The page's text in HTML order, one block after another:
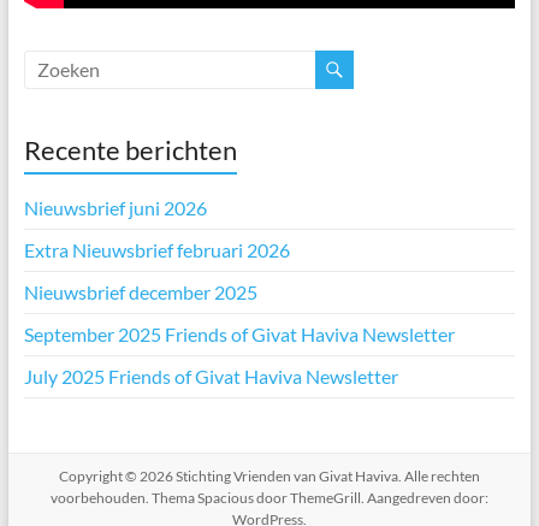
Recente berichten
Nieuwsbrief juni 2026
Extra Nieuwsbrief februari 2026
Nieuwsbrief december 2025
September 2025 Friends of Givat Haviva Newsletter
July 2025 Friends of Givat Haviva Newsletter
Copyright © 2026Stichting Vrienden van Givat Haviva. Alle rechten
voorbehouden. ThemaSpaciousdoor ThemeGrill. Aangedreven door:
WordPress.